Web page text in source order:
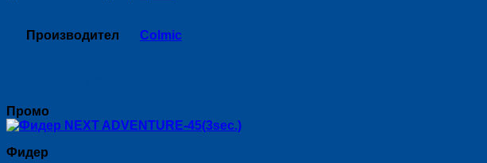
Производител Colmic
Промо
Фидер